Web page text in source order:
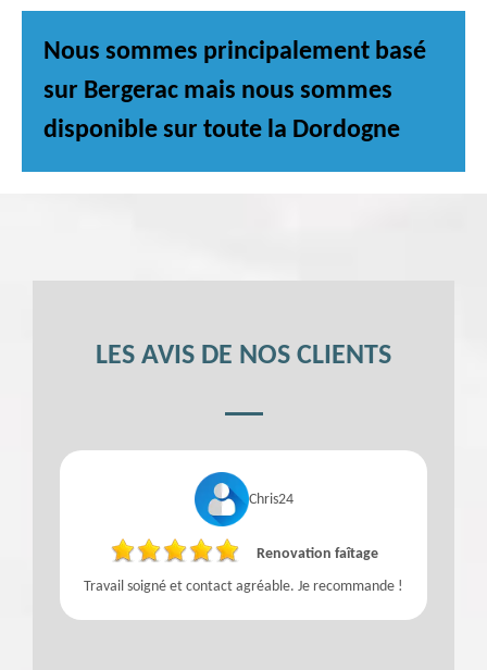
Nous sommes principalement basé
sur Bergerac mais nous sommes
disponible sur toute la Dordogne
LES AVIS DE NOS CLIENTS
Chris24
Renovation faîtage
Travail soigné et contact agréable. Je recommande !